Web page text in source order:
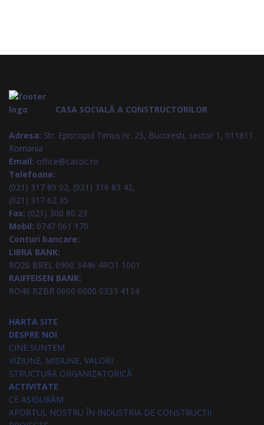
CASA SOCIALĂ A CONSTRUCTORILOR
Adresa: Str. Episcopul Timuș nr. 25, Bucuresti, sector 1, 011611
Romania
Email: office@casoc.ro
Telefoane:
(021) 317 89 02, (021) 316 83 42,
(021) 317 62 35
Fax: (021) 300 80 23
Mobil: 0747 061 170
Conturi bancare:
LIBRA BANK:
RO20 BREL 0900 3446 4RO1 1001
RAIFFEISEN BANK:
RO46 RZBR 0000 0600 0333 4134
HARTA SITE
DESPRE NOI
CINE SUNTEM
VIZIUNE, MISIUNE, VALORI
STRUCTURĂ ORGANIZATORICĂ
ACTIVITATE
CE ASIGURĂM
APORTUL NOSTRU ÎN INDUSTRIA DE CONSTRUCȚII